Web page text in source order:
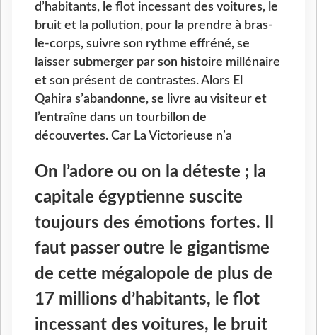
d’habitants, le flot incessant des voitures, le
bruit et la pollution, pour la prendre à bras-
le-corps, suivre son rythme effréné, se
laisser submerger par son histoire millénaire
et son présent de contrastes. Alors El
Qahira s’abandonne, se livre au visiteur et
l’entraîne dans un tourbillon de
découvertes. Car La Victorieuse n’a
On l’adore ou on la déteste ; la
capitale égyptienne suscite
toujours des émotions fortes. Il
faut passer outre le gigantisme
de cette mégalopole de plus de
17 millions d’habitants, le flot
incessant des voitures, le bruit